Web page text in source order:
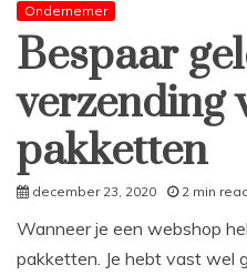
Ondernemer
Bespaar
verzending
pakketten
december 23, 2020 2 min
Wanneer je een webshop
pakketten. Je hebt vast wel